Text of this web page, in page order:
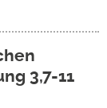
3,7-11